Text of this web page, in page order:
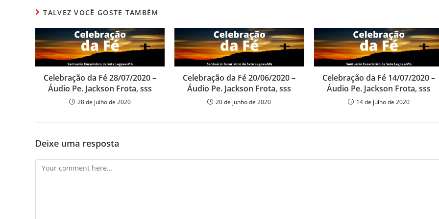
diminuir
o
volume.
s
A
p
p
e
b
o
o
k
er p
ar
til
h
ar
TALVEZ VOCÊ GOSTE TAMBÉM
Celebração da Fé 28/07/2020 –
Áudio Pe. Jackson Frota, sss
28 de julho de 2020
Celebração da Fé 20/06/2020 –
Áudio Pe. Jackson Frota, sss
20 de junho de 2020
Celebração da Fé 14/07/2020 –
Áudio Pe. Jackson Frota, sss
14 de julho de 2020
Deixe uma resposta
Comment